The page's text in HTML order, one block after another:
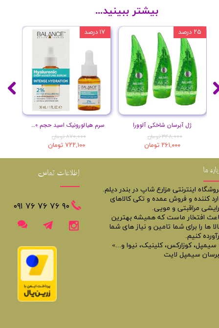
سرم هیالورونیک اسید حجم 30 میلی لیتر
۸۷۰,۰۰۰ تومان
۷۲۲,۱۰۰ تومان
۱۷ درصد
ژل آبرسان شاخکی آلوورا
۳۴۸,۰۰۰ تومان
۲۶۱,۰۰۰ تومان
۲۵ درصد
بیشتر ببینید...
ما
اینترنتی مزارع شاپ در بندر دیلم.
کننده و فروش عمده و تکی کالاهای
مراقبتی و مویی.
افتخار ماست که همیشه بهترین
ها را برای شما تامین و نیاز های شما
کنیم.
سیمپل، کوزارکس، کلینیک، نیوا و...»
سیمپل لایت
اطلاعات تماس
​​٩٠ ٧۶ ٧۶ ٧۶ ٠٩١